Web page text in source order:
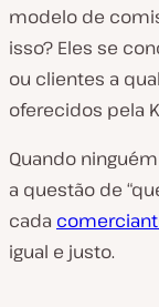
modelo de
isso? Eles se
ou clientes a
oferecidos pela
Quando
a questão de
cada
igual e justo.